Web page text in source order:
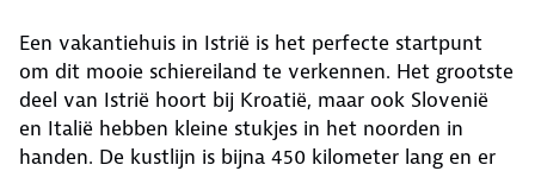
Een vakantiehuis in Istrië is het perfecte startpunt
om dit mooie schiereiland te verkennen. Het grootste
deel van Istrië hoort bij Kroatië, maar ook Slovenië
en Italië hebben kleine stukjes in het noorden in
handen. De kustlijn is bijna 450 kilometer lang en er